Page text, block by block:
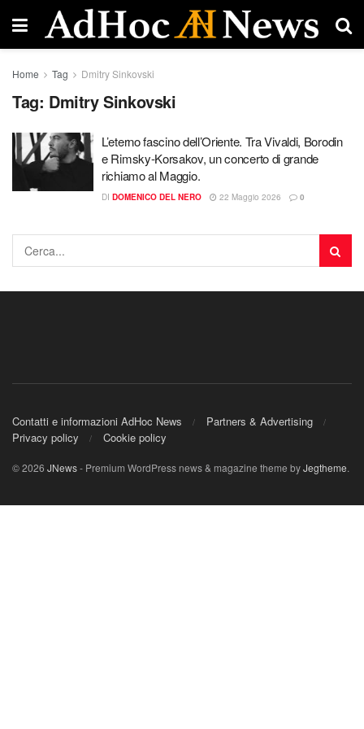
Home Tag Dmitry Sinkovski
Tag: Dmitry Sinkovski
L’eterno fascino dell’Oriente. Tra Vivaldi, Borodin
e Rimsky-Korsakov, un concerto di grande
richiamo al Maggio.
DI DOMENICO DEL NERO 22 Maggio 2026 0
Contatti e informazioni AdHoc News
Partners & Advertising
Privacy policy
Cookie policy
© 2026 JNews- Premium WordPress news & magazine theme byJegtheme.